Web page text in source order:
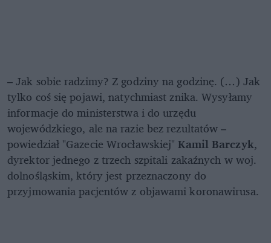
– Jak sobie radzimy? Z godziny na godzinę. (…) Jak
tylko coś się pojawi, natychmiast znika. Wysyłamy
informacje do ministerstwa i do urzędu
wojewódzkiego, ale na razie bez rezultatów –
powiedział "Gazecie Wrocławskiej"Kamil Barczyk,
dyrektor jednego z trzech szpitali zakaźnych w woj.
dolnośląskim, który jest przeznaczony do
przyjmowania pacjentów z objawami koronawirusa.